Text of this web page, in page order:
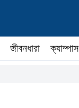
জীবনধারা ক্যাম্পাস